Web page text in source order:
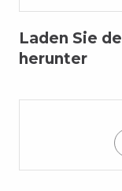
Laden Sie
herunter